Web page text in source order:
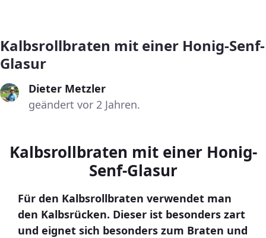
Kalbsrollbraten mit einer Honig-Senf-
Glasur
Dieter Metzler
geändert vor 2 Jahren.
Kalbsrollbraten mit einer Honig-
Senf-Glasur
Für den Kalbsrollbraten verwendet man
den Kalbsrücken. Dieser ist besonders zart
und eignet sich besonders zum Braten und